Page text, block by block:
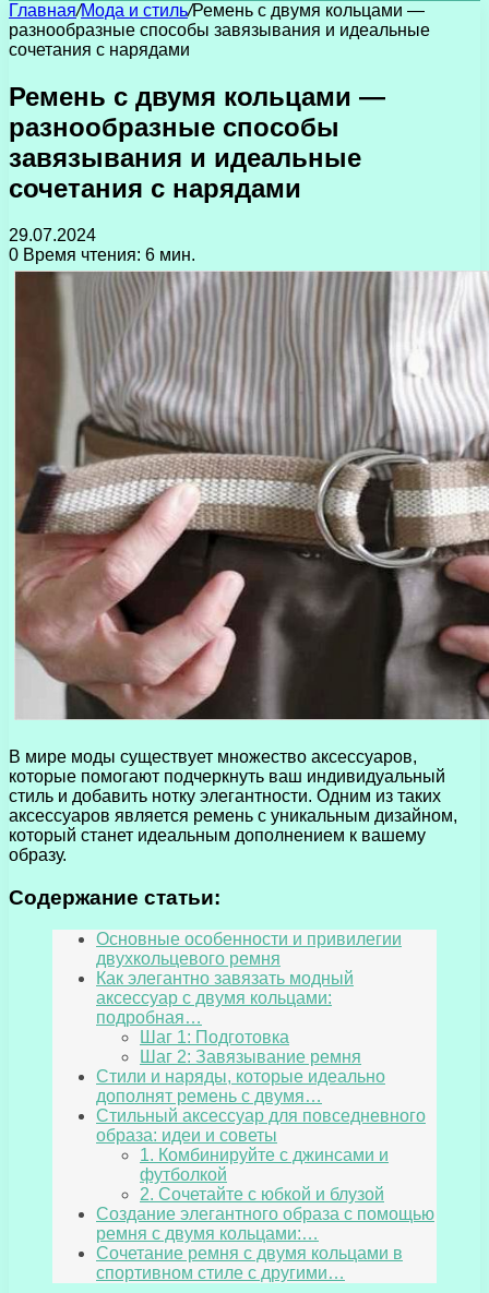
Главная/Мода и стиль/Ремень с двумя кольцами —
разнообразные способы завязывания и идеальные
сочетания с нарядами
Ремень с двумя кольцами —
разнообразные способы
завязывания и идеальные
сочетания с нарядами
29.07.2024
0 Время чтения: 6 мин.
В мире моды существует множество аксессуаров,
которые помогают подчеркнуть ваш индивидуальный
стиль и добавить нотку элегантности. Одним из таких
аксессуаров является ремень с уникальным дизайном,
который станет идеальным дополнением к вашему
образу.
Содержание статьи:
Основные особенности и привилегии
двухкольцевого ремня
Как элегантно завязать модный
аксессуар с двумя кольцами:
подробная…
Шаг 1: Подготовка
Шаг 2: Завязывание ремня
Стили и наряды, которые идеально
дополнят ремень с двумя…
Стильный аксессуар для повседневного
образа: идеи и советы
1. Комбинируйте с джинсами и
футболкой
2. Сочетайте с юбкой и блузой
Создание элегантного образа с помощью
ремня с двумя кольцами:…
Сочетание ремня с двумя кольцами в
спортивном стиле с другими…